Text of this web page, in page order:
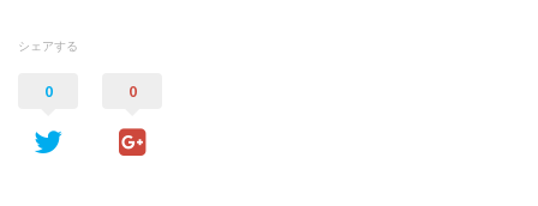
シェアする
0 0